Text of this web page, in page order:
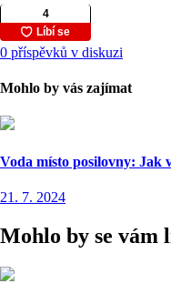
0 příspěvků v diskuzi
Mohlo by vás zajímat
Voda místo posilovny: Jak
21. 7. 2024
Mohlo by se vám